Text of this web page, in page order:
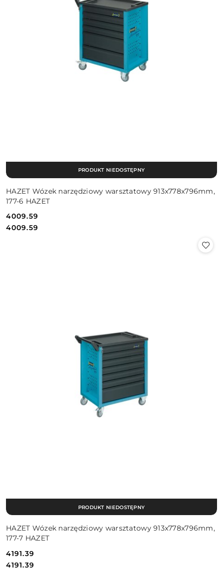
HAZET Wózek narzędziowy warsztatowy 913x778x796mm,
177-6 HAZET
Cena:
4009.59
Cena:
4009.59
PRODUKT NIEDOSTĘPNY
HAZET Wózek narzędziowy warsztatowy 913x778x796mm,
177-7 HAZET
Cena:
4191.39
Cena:
4191.39
PRODUKT NIEDOSTĘPNY